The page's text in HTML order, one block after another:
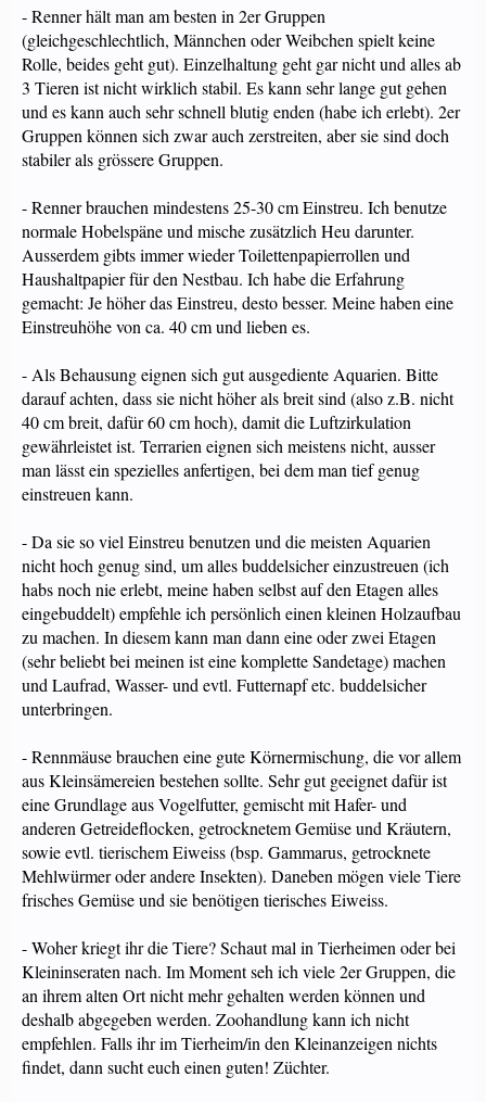
- Renner hält man am besten in 2er Gruppen
(gleichgeschlechtlich, Männchen oder Weibchen spielt keine
Rolle, beides geht gut). Einzelhaltung geht gar nicht und alles ab
3 Tieren ist nicht wirklich stabil. Es kann sehr lange gut gehen
und es kann auch sehr schnell blutig enden (habe ich erlebt). 2er
Gruppen können sich zwar auch zerstreiten, aber sie sind doch
stabiler als grössere Gruppen.
- Renner brauchen mindestens 25-30 cm Einstreu. Ich benutze
normale Hobelspäne und mische zusätzlich Heu darunter.
Ausserdem gibts immer wieder Toilettenpapierrollen und
Haushaltpapier für den Nestbau. Ich habe die Erfahrung
gemacht: Je höher das Einstreu, desto besser. Meine haben eine
Einstreuhöhe von ca. 40 cm und lieben es.
- Als Behausung eignen sich gut ausgediente Aquarien. Bitte
darauf achten, dass sie nicht höher als breit sind (also z.B. nicht
40 cm breit, dafür 60 cm hoch), damit die Luftzirkulation
gewährleistet ist. Terrarien eignen sich meistens nicht, ausser
man lässt ein spezielles anfertigen, bei dem man tief genug
einstreuen kann.
- Da sie so viel Einstreu benutzen und die meisten Aquarien
nicht hoch genug sind, um alles buddelsicher einzustreuen (ich
habs noch nie erlebt, meine haben selbst auf den Etagen alles
eingebuddelt) empfehle ich persönlich einen kleinen Holzaufbau
zu machen. In diesem kann man dann eine oder zwei Etagen
(sehr beliebt bei meinen ist eine komplette Sandetage) machen
und Laufrad, Wasser- und evtl. Futternapf etc. buddelsicher
unterbringen.
- Rennmäuse brauchen eine gute Körnermischung, die vor allem
aus Kleinsämereien bestehen sollte. Sehr gut geeignet dafür ist
eine Grundlage aus Vogelfutter, gemischt mit Hafer- und
anderen Getreideflocken, getrocknetem Gemüse und Kräutern,
sowie evtl. tierischem Eiweiss (bsp. Gammarus, getrocknete
Mehlwürmer oder andere Insekten). Daneben mögen viele Tiere
frisches Gemüse und sie benötigen tierisches Eiweiss.
- Woher kriegt ihr die Tiere? Schaut mal in Tierheimen oder bei
Kleininseraten nach. Im Moment seh ich viele 2er Gruppen, die
an ihrem alten Ort nicht mehr gehalten werden können und
deshalb abgegeben werden. Zoohandlung kann ich nicht
empfehlen. Falls ihr im Tierheim/in den Kleinanzeigen nichts
findet, dann sucht euch einen guten! Züchter.